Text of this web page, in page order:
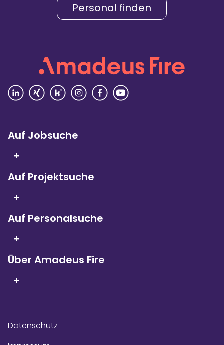
Unternehmenskultur
4,3
4,4
Rezensionen lesen
Kununu Top Company – dank
über 9.000Bewertungen!
Personal finden
Auf Jobsuche
+
Auf Projektsuche
+
Auf Personalsuche
+
Über Amadeus Fire
+
Datenschutz